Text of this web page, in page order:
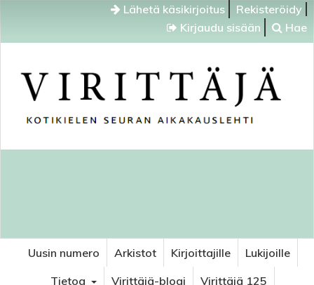
Lähetä käsikirjoitus
Rekisteröidy
Kirjaudu sisään
Hae
Uusin numero Arkistot Kirjoittajille
Lukijoille
Tietoa
Virittäjä-blogi
Virittäjä 125